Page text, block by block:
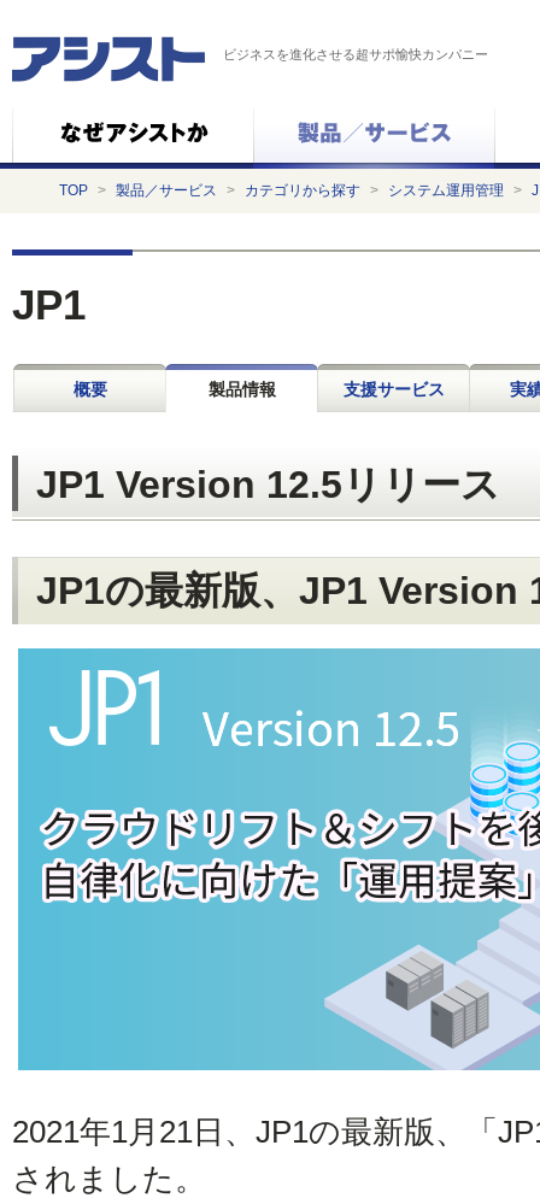
ビジネスを進化させる超サポ愉快カンパニー
TOP > 製品／サービス > カテゴリから探す > システム運用管理 >
JP1
概要 製品情報 支援サービス 実
JP1 Version 12.5リリース
JP1の最新版、JP1 Version
2021年1月21日、JP1の最新版、「
されました。